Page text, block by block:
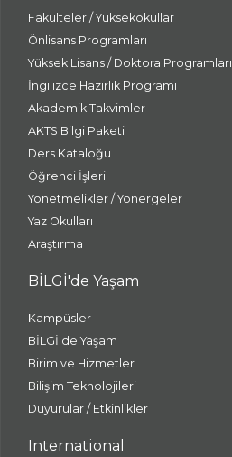
Fakülteler / Yüksekokullar
Önlisans Programları
Yüksek Lisans / Doktora Programları
İngilizce Hazırlık Programı
Akademik Takvimler
AKTS Bilgi Paketi
Ders Kataloğu
Öğrenci İşleri
Yönetmelikler / Yönergeler
Yaz Okulları
Araştırma
BİLGİ'de Yaşam
Kampüsler
BİLGİ'de Yaşam
Birim ve Hizmetler
Bilişim Teknolojileri
Duyurular / Etkinlikler
International